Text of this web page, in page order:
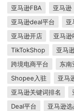
亚马逊FBA
亚马逊
亚马逊deal平台
亚
亚马逊开店
亚马
TikTokShop
亚马
跨境电商平台
东南
Shopee入驻
亚马
亚马逊关键词排名
Deal平台
亚马逊